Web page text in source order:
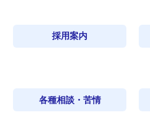
採用案内
各種相談・苦情